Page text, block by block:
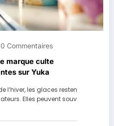
0 Commentaires
marque culte
sur Yuka
l’hiver, les glaces resten
Elles peuvent souv